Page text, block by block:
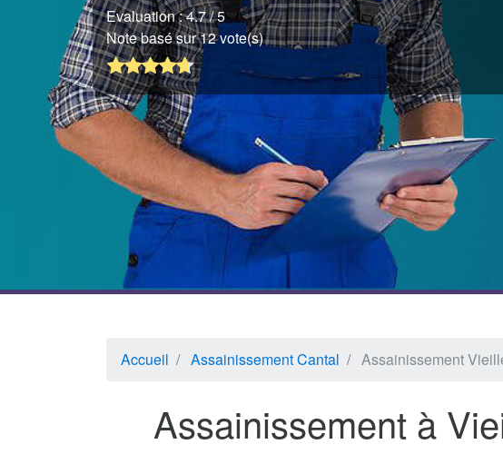
Evaluation :4.7/ 5
Note basé sur 12 vote(s)
Accueil Assainissement Cantal Assainissement
Assainissement à